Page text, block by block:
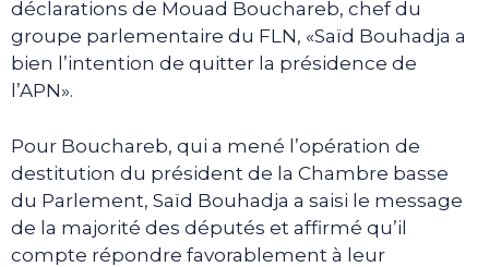
déclarations de Mouad Bouchareb, chef du
groupe parlementaire du FLN, «Saïd Bouhadja a
bien l’intention de quitter la présidence de
l’APN».
Pour Bouchareb, qui a mené l’opération de
destitution du président de la Chambre basse
du Parlement, Saïd Bouhadja a saisi le message
de la majorité des députés et affirmé qu’il
compte répondre favorablement à leur